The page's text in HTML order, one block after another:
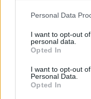
Please note that this
not limited to your visit
grant or deny consent
use your data for
consent section.
Personal Data
I want to opt-out
personal data.
Opted In
I want to opt-out
Personal Data.
Opted In
JDB
FibSwap DEX